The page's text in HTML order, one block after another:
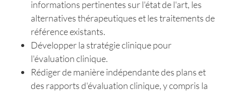
informations pertinentes sur l'état de l'art, les
alternatives thérapeutiques et les traitements de
référence existants.
Développer la stratégie clinique pour
l'évaluation clinique.
Rédiger de manière indépendante des plans et
des rapports d'évaluation clinique, y compris la